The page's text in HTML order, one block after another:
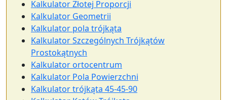
Kalkulator Złotej Proporcji
Kalkulator Geometrii
Kalkulator pola trójkąta
Kalkulator Szczególnych Trójkątów
Prostokątnych
Kalkulator ortocentrum
Kalkulator Pola Powierzchni
Kalkulator trójkąta 45-45-90